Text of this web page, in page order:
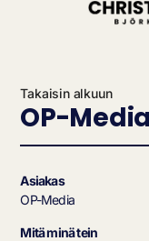
Takaisin alkuun
OP-
Asiakas
OP-Media
Mitä minä tein